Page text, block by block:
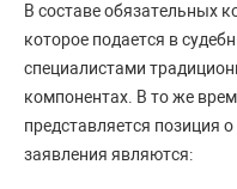
В составе обязательных
которое подается в
специалистами
компонентах. В то же
представляется позиция
заявления являются: